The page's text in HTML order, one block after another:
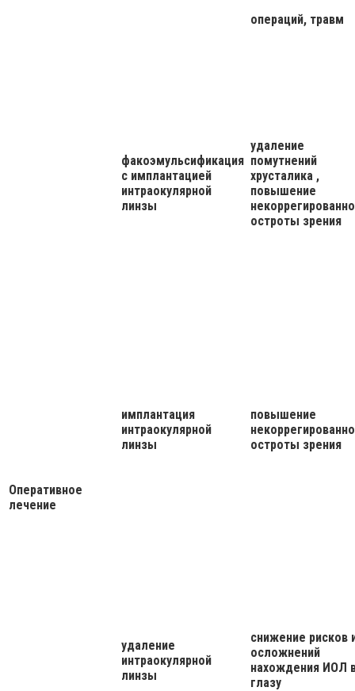
Оперативное
лечение
операций, травм
факоэмульсификация
с имплантацией
интраокулярной
линзы
удаление
помутнений
хрусталика ,
повышение
остроты зрения
имплантация
интраокулярной
линзы
повышение
остроты зрения
удаление
интраокулярной
линзы
снижение рисков
осложнений
нахождения ИОЛ
глазу